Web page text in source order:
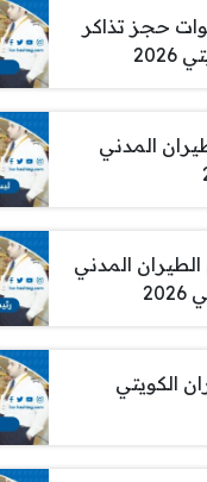
حجز تذاكر
المدني
المدني
الكويتي